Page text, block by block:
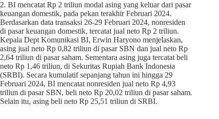
2. BI mencatat Rp 2 triliun modal asing yang keluar dari pasar
keuangan domestik, pada pekan terakhir Februari 2024.
Berdasarkan data transaksi 26-29 Februari 2024, nonresiden
di pasar keuangan domestik, tercatat jual neto Rp 2 triliun.
Kepala Dept Komunikasi BI, Erwin Haryono menjelaskan,
asing jual neto Rp 0,82 triliun di pasar SBN dan jual neto Rp
2,64 triliun di pasar saham. Sementara asing juga tercatat beli
neto Rp 1,46 triliun, di Sekuritas Rupiah Bank Indonesia
(SRBI). Secara kumulatif sepanjang tahun ini hingga 29
Februari 2024, BI mencatat nonresiden jual neto Rp 4,93
triliun di pasar SBN, beli neto Rp 20,02 triliun di pasar saham.
Selain itu, asing beli neto Rp 25,51 triliun di SRBI.